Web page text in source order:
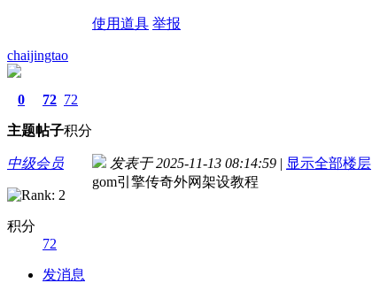
使用道具 举报
chaijingtao
0
主题
72
帖子
72
积分
中级会员
积分
72
发消息
发表于 2025-11-13 08:14:59 | 显示全部楼层
gom引擎传奇外网架设教程